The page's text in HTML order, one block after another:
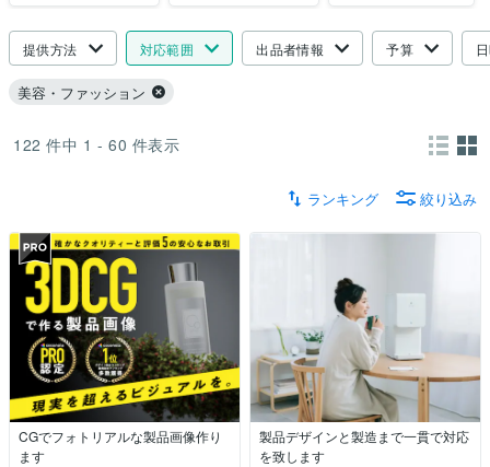
提供方法 対応範囲 出品者情報 予算
美容・ファッション
122 件中 1 - 60 件表示
ランキング 絞り込み
CGでフォトリアルな製品画像作り
ます
製品デザインと製造まで一貫で対応
を致します